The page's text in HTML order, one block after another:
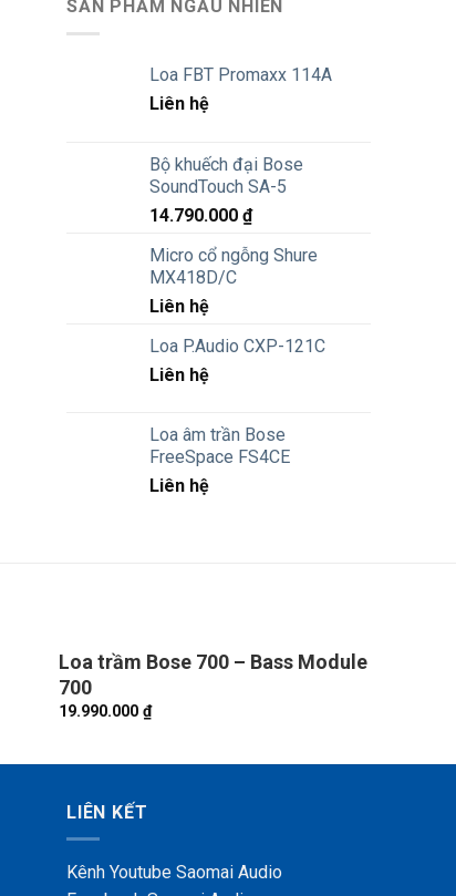
SẢN PHẨM NGẪU NHIÊN
Loa FBT Promaxx 114A
Liên hệ
Bộ khuếch đại Bose
SoundTouch SA-5
14.790.000 ₫
Micro cổ ngỗng Shure
MX418D/C
Liên hệ
Loa P.Audio CXP-121C
Liên hệ
Loa âm trần Bose
FreeSpace FS4CE
Liên hệ
Loa trầm Bose 700 – Bass Module
700
19.990.000 ₫
LIÊN KẾT
Kênh Youtube Saomai Audio